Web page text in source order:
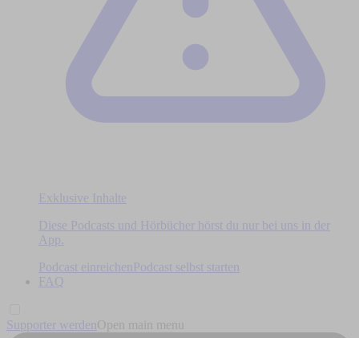
Exklusive Inhalte
Diese Podcasts und Hörbücher hörst du nur bei uns in der
App.
Podcast einreichen
Podcast selbst starten
FAQ
Supporter werden Open main menu